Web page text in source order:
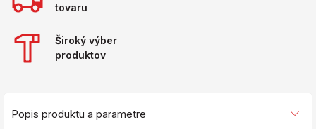
tovaru
Široký výber
produktov
Popis produktu a parametre